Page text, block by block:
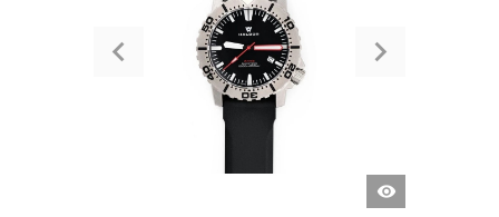
VISTA
RÁPIDA